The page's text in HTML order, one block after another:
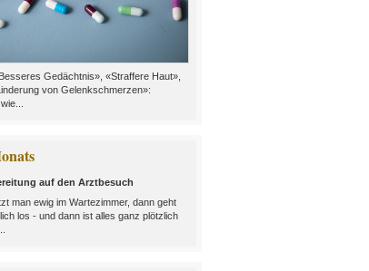
Gedächtnis», «Straffere Haut»,
von Gelenkschmerzen»:
auf den Arztbesuch
man ewig im Wartezimmer, dann geht
los - und dann ist alles ganz plötzlich